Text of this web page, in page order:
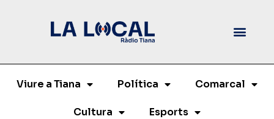
Viure a Tiana Política Comarcal
Cultura Esports